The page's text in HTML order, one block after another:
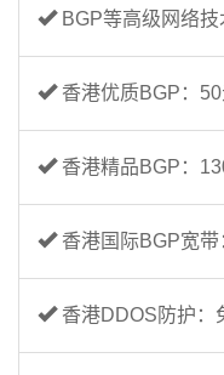
BGP等高级网络技
香港优质BGP：50
香港精品BGP：
香港国际BGP宽带
香港DDOS防护：